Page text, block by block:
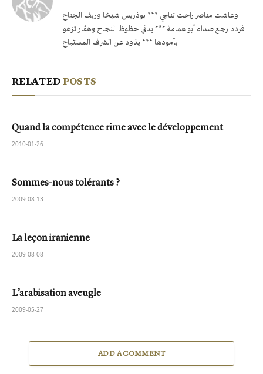
وعاشت مناصر راحت تناجي *** بوذريس شيخا وريف الجناح
فردد رجـع صداه أبو عمامة *** يدني حظوظ النجاح وهڤار تزهو
بآمودها *** يذود عن الشرف المستباح
RELATEDPOSTS
Quand la compétence rime avec le développement
2010-01-26
Sommes-nous tolérants ?
2009-08-13
La leçon iranienne
2009-08-08
L’arabisation aveugle
2009-05-27
ADD A COMMENT